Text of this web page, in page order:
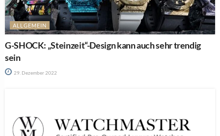
ALLGEMEIN
G-SHOCK: „Steinzeit“-Design kann auch sehr trendig
sein
29. Dezember 2022